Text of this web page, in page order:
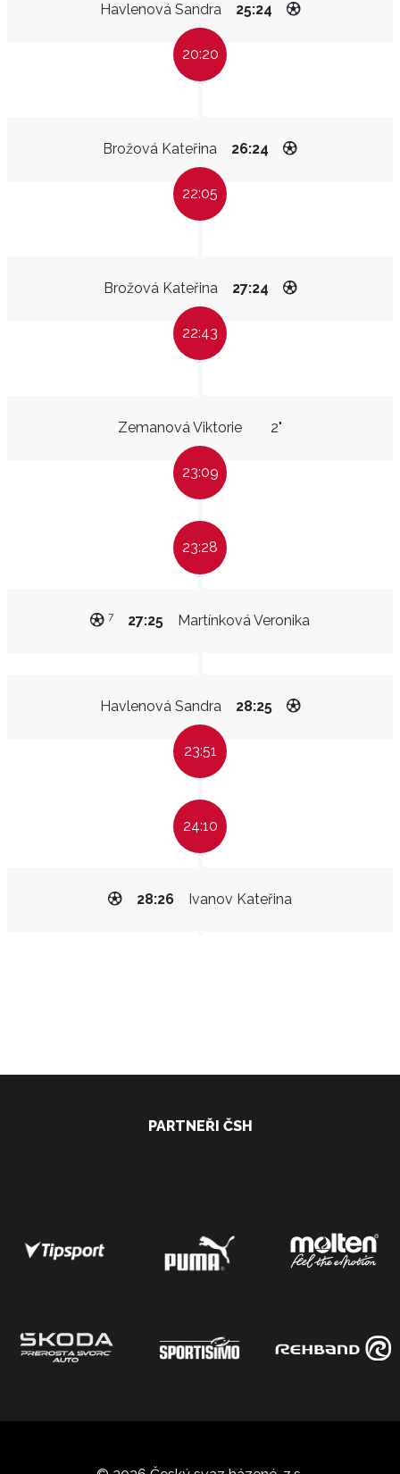
Havlenová Sandra 25:24
20:20
Brožová Kateřina 26:24
22:05
Brožová Kateřina 27:24
22:43
Zemanová Viktorie 2"
23:09
23:28
Martínková Veronika
27:25
7
Havlenová Sandra 28:25
23:51
24:10
Ivanov Kateřina
28:26
PARTNEŘI ČSH